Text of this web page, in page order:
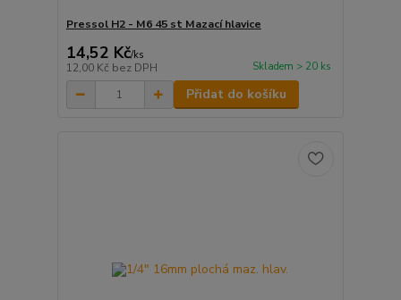
Pressol H2 - M6 45 st Mazací hlavice
14,52 Kč/ks
12,00 Kč bez DPH Skladem > 20 ks
Přidat do košíku